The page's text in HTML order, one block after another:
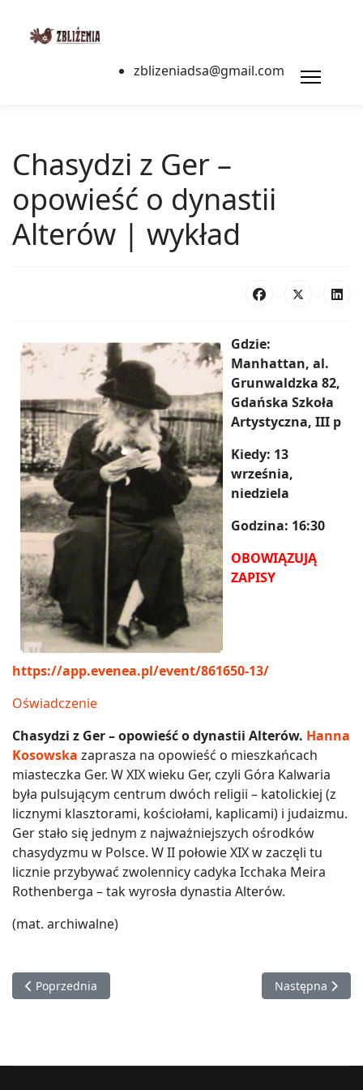
zblizeniadsa@gmail.com
Chasydzi z Ger –
opowieść o dynastii
Alterów | wykład
Gdzie:
Manhattan, al.
Grunwaldzka 82,
Gdańska Szkoła
Artystyczna, III p
Kiedy: 13
września,
niedziela
Godzina: 16:30
OBOWIĄZUJĄ
ZAPISY
https://app.evenea.pl/event/861650-13/
Oświadczenie
Chasydzi z Ger– opowieść o dynastii Alterów. Hanna
Kosowska zaprasza na opowieść o mieszkańcach
miasteczka Ger. W XIX wieku Ger, czyli Góra Kalwaria
była pulsującym centrum dwóch religii – katolickiej (z
licznymi klasztorami, kościołami, kaplicami) i judaizmu.
Ger stało się jednym z najważniejszych ośrodków
chasydyzmu w Polsce. W II połowie XIX w zaczęli tu
licznie przybywać zwolennicy cadyka Icchaka Meira
Rothenberga – tak wyrosła dynastia Alterów.
(mat. archiwalne)
Poprzednia strona: Czytanie macew. Symbolika nagrobna |
Poprzednia Następna
Następna